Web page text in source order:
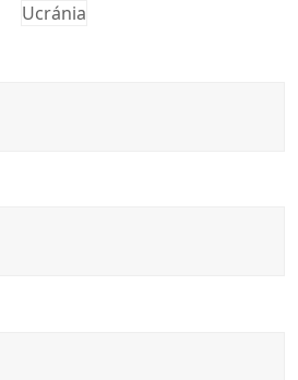
Ucránia